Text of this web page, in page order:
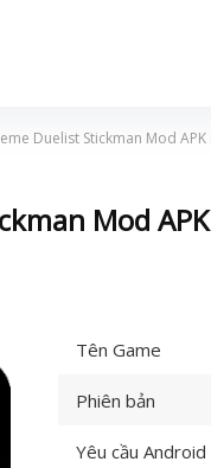
Duelist Stickman Mod
Mod
Tên Game
Phiên bản
Yêu cầu Android